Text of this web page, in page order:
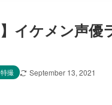
】イケメン声
撮 September 13, 2021